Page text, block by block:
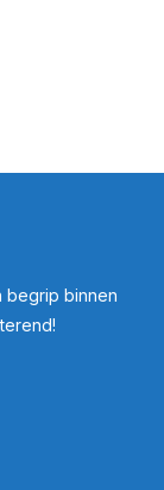
begrip binnen